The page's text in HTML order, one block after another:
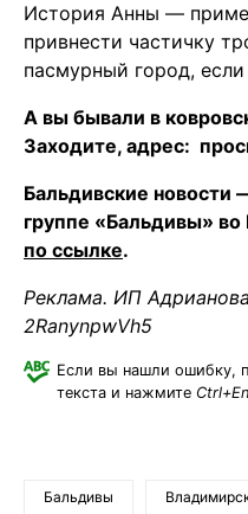
История Анны —
привнести частичку
пасмурный город,
А вы бывали в
Заходите, адрес:
Бальдивские
группе «Бальдивы»
по ссылке.
Реклама. ИП
2RanynpwVh5
Если вы нашли ошибку,
текста и нажмите
Бальдивы